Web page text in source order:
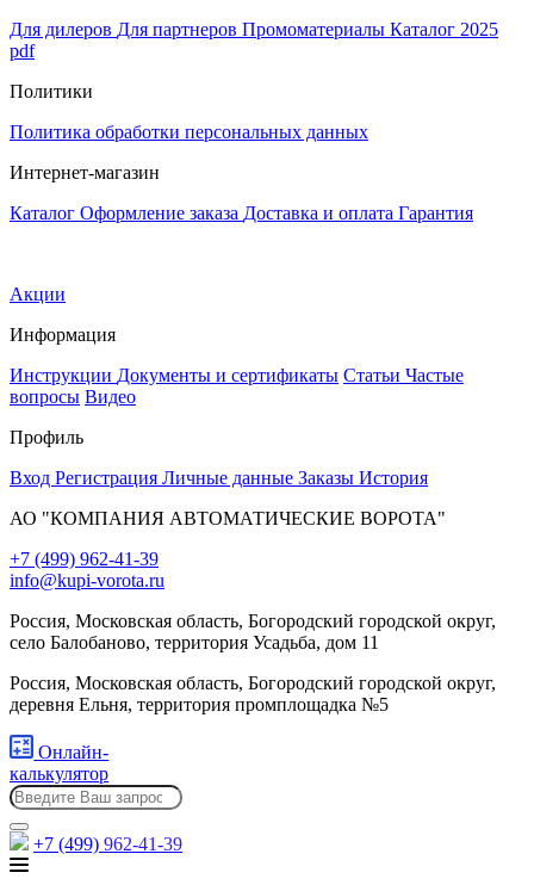
Для дилеров Для партнеров Промоматериалы Каталог 2025
pdf
Политики
Политика обработки персональных данных
Интернет-магазин
Каталог Оформление заказа Доставка и оплата Гарантия
Акции
Информация
Инструкции Документы и сертификаты Статьи Частые
вопросы Видео
Профиль
Вход Регистрация Личные данные Заказы История
АО "КОМПАНИЯ АВТОМАТИЧЕСКИЕ ВОРОТА"
+7 (499) 962-41-39
info@kupi-vorota.ru
Россия, Московская область, Богородский городской округ,
село Балобаново, территория Усадьба, дом 11
Россия, Московская область, Богородский городской округ,
деревня Ельня, территория промплощадка №5
Онлайн-
калькулятор
+7 (499) 962-41-39